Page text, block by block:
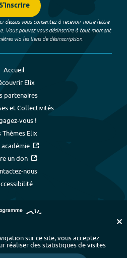
dessus vous consentez à recevoir notre lettre
Vous pouvez vous désinscrire à tout moment
via les liens de désinscription.
Accueil
Elix
partenaires
et Collectivités
vous !
Thèmes Elix
académie
un don
nous
Index alphabétique -
sur ce site, vous acceptez
réaliser des statistiques de visites